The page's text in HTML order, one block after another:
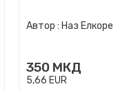
Автор : Наз
350 МКД
5,66 EUR